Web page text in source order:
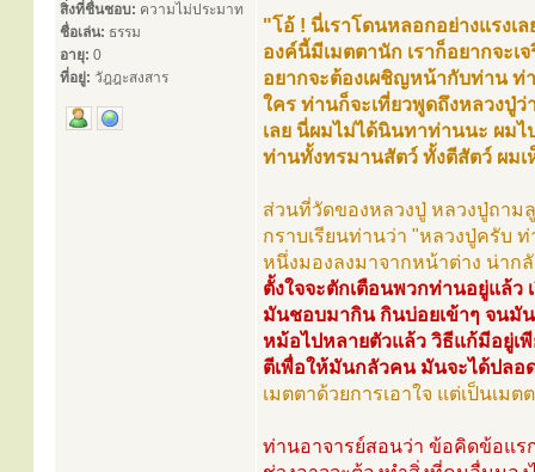
สิ่งที่ชื่นชอบ: ความไม่ประมาท
ชื่อเล่น: ธรรม
อายุ: 0
ที่อยู่: วัฎฎะสงสาร
"โอ้ ! นี่เราโดนหลอกอย่างแรงเ
องค์นี้มีเมตตานัก เราก็อยากจะเ
อยากจะต้องเผชิญหน้ากับท่าน ท่
ใคร ท่านก็จะเที่ยวพูดถึงหลวงปู่ว่
เลย นี่ผมไม่ได้นินทาท่านนะ ผมไ
ท่านทั้งทรมานสัตว์ ทั้งตีสัตว์ ผม
ส่วนที่วัดของหลวงปู่ หลวงปู่ถาม
กราบเรียนท่านว่า "หลวงปู่ครับ
หนึ่งมองลงมาจากหน้าต่าง น่าก
ตั้งใจจะตักเตือนพวกท่านอยู่แล้ว
มันชอบมากิน กินบ่อยเข้าๆ จนมั
หม้อไปหลายตัวแล้ว วิธีแก้มีอยู่เ
ตีเพื่อให้มันกลัวคน มันจะได้ปล
เมตตาด้วยการเอาใจ แต่เป็นเ
ท่านอาจารย์สอนว่า ข้อคิดข้อแร